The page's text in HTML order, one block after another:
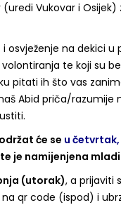
(uredi Vukovar i
osvježenje na dekici
te koji su
pitati ih što vas
Abid priča/razumije
će se u četvrtak,
te je namijenjena
(utorak), a prijaviti
qr code (ispod) i